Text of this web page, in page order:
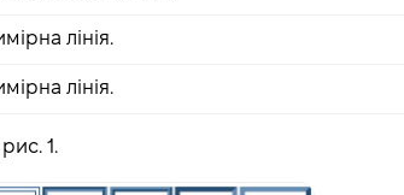
лінія.
лінія.
1.